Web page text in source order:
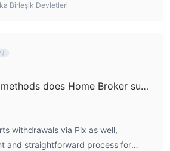
Birleşik Devletleri
What withdrawal methods does Home Broker support?
withdrawals via Pix as well,
and straightforward process for